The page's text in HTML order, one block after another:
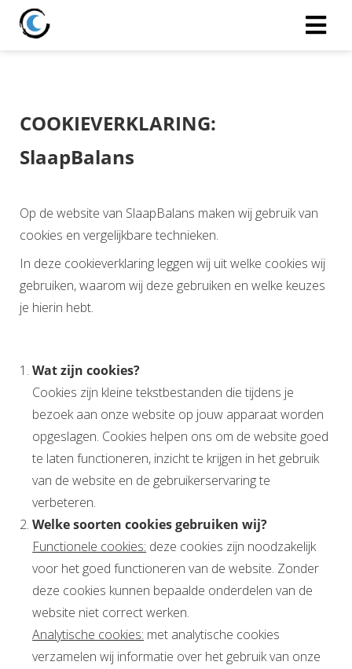
COOKIEVERKLARING:
SlaapBalans
Op de website van SlaapBalans maken wij gebruik van
cookies en vergelijkbare technieken.
In deze cookieverklaring leggen wij uit welke cookies wij
gebruiken, waarom wij deze gebruiken en welke keuzes
je hierin hebt.
Wat zijn cookies?
Cookies zijn kleine tekstbestanden die tijdens je
bezoek aan onze website op jouw apparaat worden
opgeslagen. Cookies helpen ons om de website goed
te laten functioneren, inzicht te krijgen in het gebruik
van de website en de gebruikerservaring te
verbeteren.
Welke soorten cookies gebruiken wij?
Functionele cookies: deze cookies zijn noodzakelijk
voor het goed functioneren van de website. Zonder
deze cookies kunnen bepaalde onderdelen van de
website niet correct werken.
Analytische cookies: met analytische cookies
verzamelen wij informatie over het gebruik van onze